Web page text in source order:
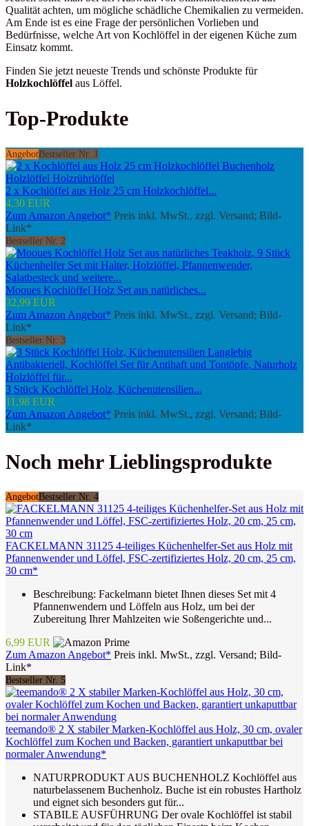
Qualität achten, um mögliche schädliche Chemikalien zu vermeiden.
Am Ende ist es eine Frage der persönlichen Vorlieben und
Bedürfnisse, welche Art von Kochlöffel in der eigenen Küche zum
Einsatz kommt.
Finden Sie jetzt neueste Trends und schönste Produkte für
Holzkochlöffel aus Löffel.
Top-Produkte
AngebotBestseller Nr. 1
2 x Kochlöffel aus Holz 25 cm Holzkochlöffel...
4,30 EUR
Zum Amazon Angebot* Preis inkl. MwSt., zzgl. Versand; Bild-
Link*
Bestseller Nr. 2
Mooues Kochlöffel Holz Set aus natürliches...
32,99 EUR
Zum Amazon Angebot* Preis inkl. MwSt., zzgl. Versand; Bild-
Link*
Bestseller Nr. 3
3 Stück Kochlöffel Holz, Küchenutensilien...
11,98 EUR
Zum Amazon Angebot* Preis inkl. MwSt., zzgl. Versand; Bild-
Link*
Noch mehr Lieblingsprodukte
AngebotBestseller Nr. 4
FACKELMANN 31125 4-teiliges Küchenhelfer-Set aus Holz mit
Pfannenwender und Löffel, FSC-zertifiziertes Holz, 20 cm, 25 cm,
30 cm*
Beschreibung: Fackelmann bietet Ihnen dieses Set mit 4
Pfannenwendern und Löffeln aus Holz, um bei der
Zubereitung Ihrer Mahlzeiten wie Soßengerichte und...
6,99 EUR
Zum Amazon Angebot* Preis inkl. MwSt., zzgl. Versand; Bild-
Link*
Bestseller Nr. 5
teemando® 2 X stabiler Marken-Kochlöffel aus Holz, 30 cm, ovaler
Kochlöffel zum Kochen und Backen, garantiert unkaputtbar bei
normaler Anwendung*
NATURPRODUKT AUS BUCHENHOLZ Kochlöffel aus
naturbelassenem Buchenholz. Buche ist ein robustes Hartholz
und eignet sich besonders gut für...
STABILE AUSFÜHRUNG Der ovale Kochlöffel ist stabil